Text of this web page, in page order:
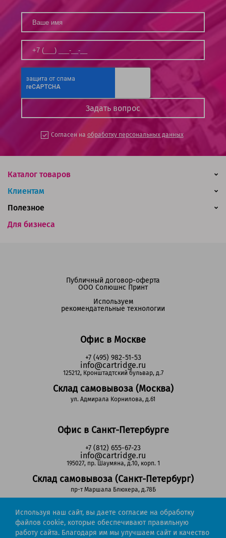
Согласен на обработку персональных данных
Каталог товаров
Клиентам
Для бизнеса
Полезное
Офис в Москве
+7 (495) 982-51-53
info@cartridge.ru
125212, Кронштадтский бульвар, д.7
Склад самовывоза (Москва)
ул. Адмирала Корнилова, д.61
Офис в Санкт-Петербурге
+7 (812) 655-67-23
info@cartridge.ru
195027, пр. Шаумяна, д.10, корп. 1
Склад самовывоза (Санкт-Петербург)
пр-т Маршала Блюхера, д.78Б
Регионы РФ
Публичный договор-оферта
ООО Солюшнс Принт
Используем
рекомендательные технологии
Используя наш сайт, вы даете согласие на обработку
файлов cookie, которые обеспечивают правильную
работу сайта. Благодаря им мы улучшаем сайт и качество